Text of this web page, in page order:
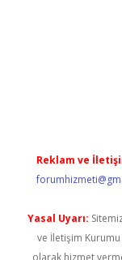
Reklam ve
Yasal Uyarı:
ve İletişim Kurumu
olarak hizmet